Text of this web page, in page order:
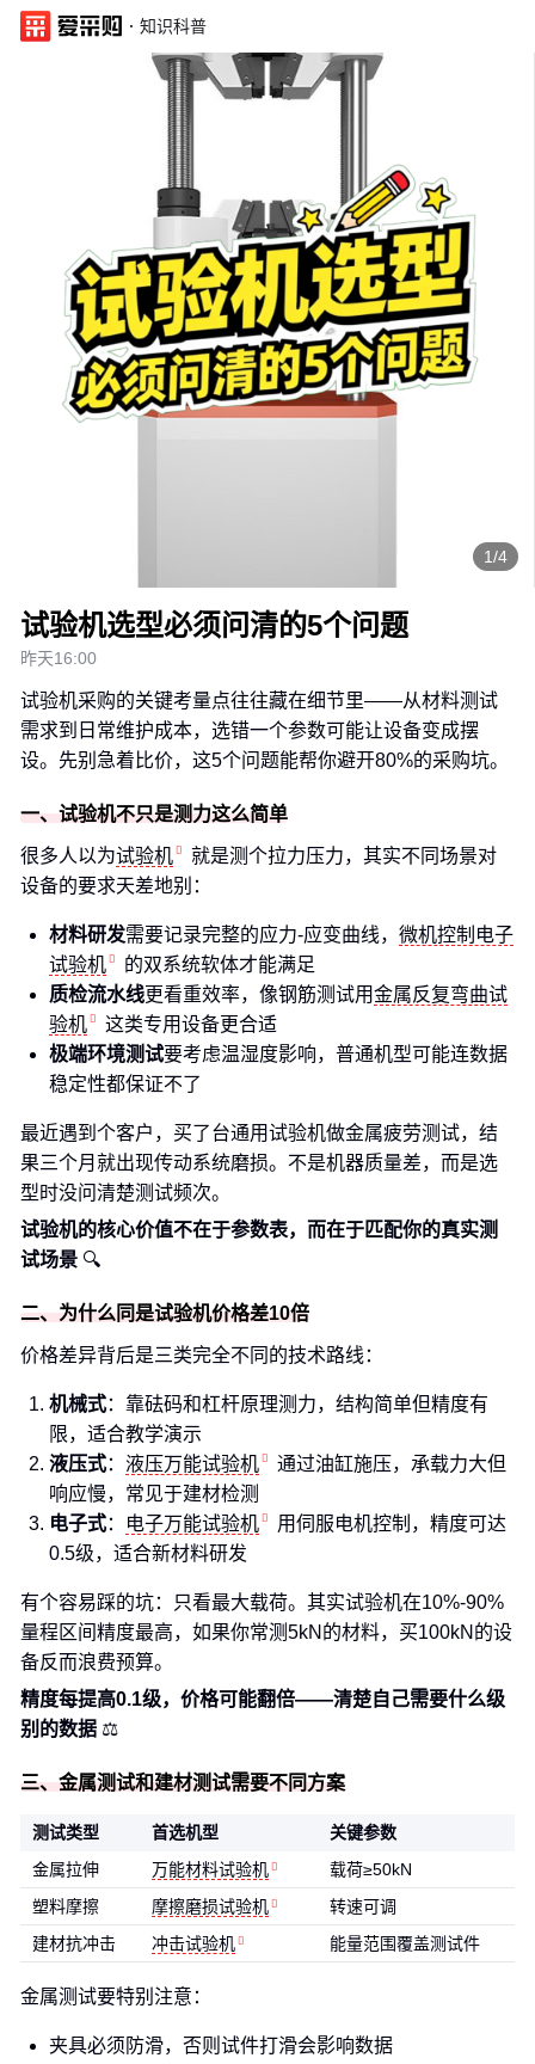
· 知识科普
1/4
试验机选型必须问清的5个问题
昨天16:00
试验机采购的关键考量点往往藏在细节里——从材料测试
需求到日常维护成本，选错一个参数可能让设备变成摆
设。先别急着比价，这5个问题能帮你避开80%的采购坑。
一、试验机不只是测力这么简单
很多人以为试验机
就是测个拉力压力，其实不同场景对
设备的要求天差地别：
材料研发需要记录完整的应力-应变曲线， 微机控制电子
试验机
的双系统软体才能满足
质检流水线更看重效率，像钢筋测试用金属反复弯曲试
验机
这类专用设备更合适
极端环境测试要考虑温湿度影响，普通机型可能连数据
稳定性都保证不了
最近遇到个客户，买了台通用试验机做金属疲劳测试，结
果三个月就出现传动系统磨损。不是机器质量差，而是选
型时没问清楚测试频次。
试验机的核心价值不在于参数表，而在于匹配你的真实测
试场景 🔍
二、为什么同是试验机价格差10倍
价格差异背后是三类完全不同的技术路线：
机械式：靠砝码和杠杆原理测力，结构简单但精度有
限，适合教学演示
液压式： 液压万能试验机
通过油缸施压，承载力大但
响应慢，常见于建材检测
电子式： 电子万能试验机
用伺服电机控制，精度可达
0.5级，适合新材料研发
有个容易踩的坑：只看最大载荷。其实试验机在10%-90%
量程区间精度最高，如果你常测5kN的材料，买100kN的设
备反而浪费预算。
精度每提高0.1级，价格可能翻倍——清楚自己需要什么级
别的数据 ⚖️
三、金属测试和建材测试需要不同方案
测试类型 首选机型
关键参数
金属拉伸
万能材料试验机
载荷≥50kN
塑料摩擦
摩擦磨损试验机
转速可调
建材抗冲击
冲击试验机 能量范围覆盖测试件
金属测试要特别注意：
夹具必须防滑，否则试件打滑会影响数据